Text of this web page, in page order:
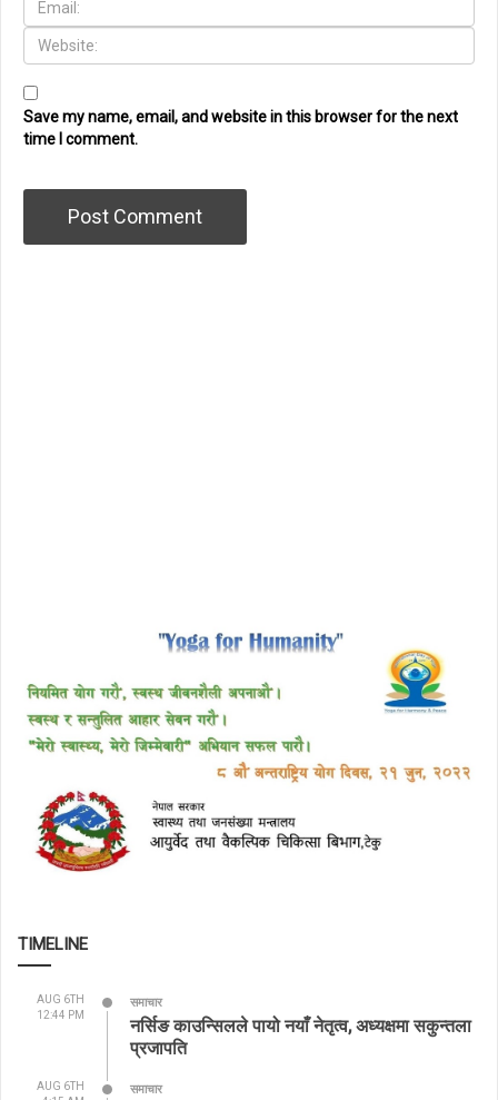
Save my name, email, and website in this browser for the next
time I comment.
TIMELINE
AUG 6TH
12:44 PM
समाचार
नर्सिङ काउन्सिलले पायो नयाँ नेतृत्व, अध्यक्षमा सकुन्तला
प्रजापति
AUG 6TH
समाचार